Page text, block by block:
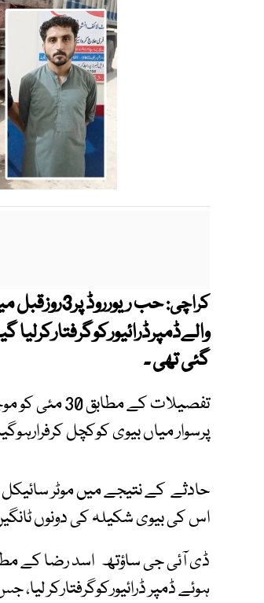
کراچی:
حب ریورروڈ
گئی تھی ۔
تفصیلات کے
پرسوار میاں بیوی کوکچل
حادثے کے نتیجے میں موٹر
اس کی بیوی شکیلہ کی دونوں
ڈی آئی جی ساؤتھ اسد رضا کے
ہوئے ڈمپر ڈرائیورکوگرفتارکر